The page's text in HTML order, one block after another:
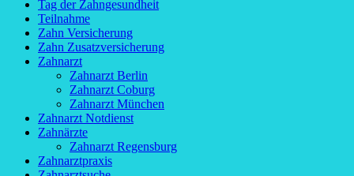
Tag der Zahngesundheit
Teilnahme
Zahn Versicherung
Zahn Zusatzversicherung
Zahnarzt
Zahnarzt Berlin
Zahnarzt Coburg
Zahnarzt München
Zahnarzt Notdienst
Zahnärzte
Zahnarzt Regensburg
Zahnarztpraxis